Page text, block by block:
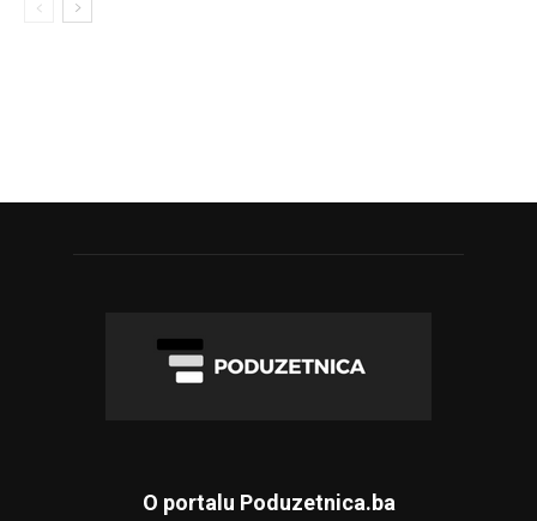
O portalu Poduzetnica.ba